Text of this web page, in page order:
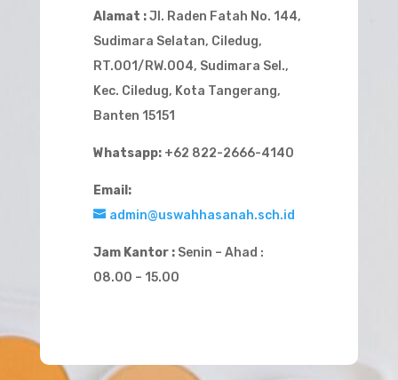
Alamat :Jl. Raden Fatah No. 144,
Sudimara Selatan, Ciledug,
RT.001/RW.004, Sudimara Sel.,
Kec. Ciledug, Kota Tangerang,
Banten 15151
Whatsapp: +62 822-2666-4140
Email:
admin@uswahhasanah.sch.id
Jam Kantor : Senin – Ahad :
08.00 – 15.00